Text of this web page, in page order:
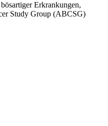
Erkrankungen,
Study Group (ABCSG)